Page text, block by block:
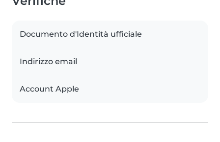
Documento d'Identità ufficiale
Indirizzo email
Account Apple